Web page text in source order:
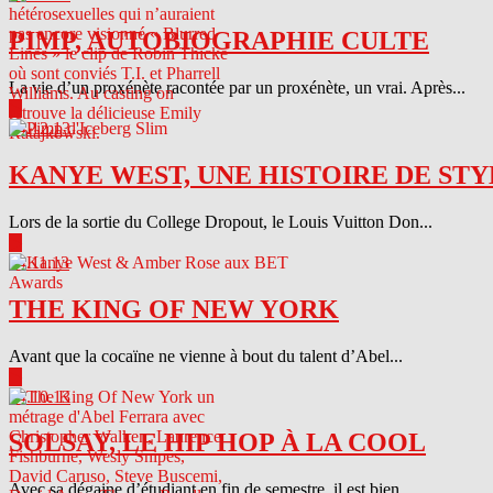
PIMP, AUTOBIOGRAPHIE CULTE
La vie d’un proxénète racontée par un proxénète, un vrai. Après...
04.12.13
KANYE WEST, UNE HISTOIRE DE
Lors de la sortie du College Dropout, le Louis Vuitton Don...
04.11.13
THE KING OF NEW YORK
Avant que la cocaïne ne vienne à bout du talent d’Abel...
04.10.13
SOLSAY, LE HIP HOP À LA COOL